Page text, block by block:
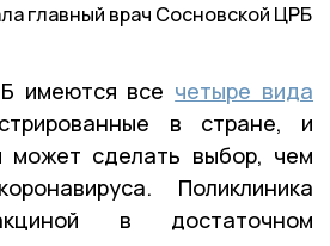
главный врач Сосновской ЦРБ
имеются все четыре вида
в стране, и
может сделать выбор, чем
Поликлиника
в достаточном